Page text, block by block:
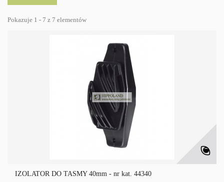
Pokazuje 1 - 7 z 7 elementów
IZOLATOR DO TAŚMY 40mm - nr kat. 44340